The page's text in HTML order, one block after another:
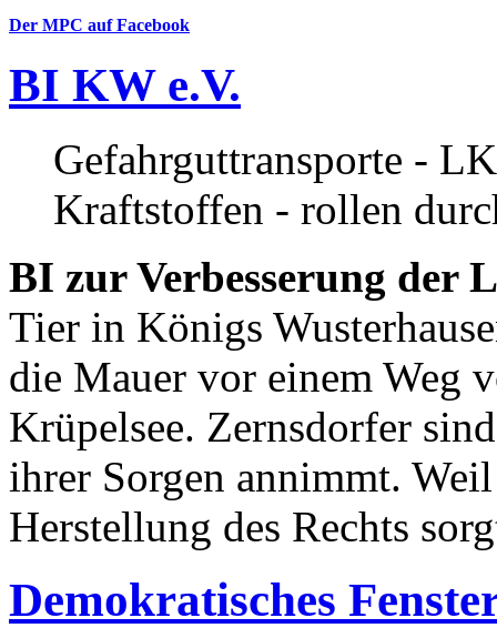
Der MPC auf Facebook
BI KW e.V.
Gefahrguttransporte -
Kraftstoffen - rollen
BI zur Verbesserung der
Tier in Königs
die Mauer vor einem Weg
Krüpelsee. Zernsdorfer
ihrer Sorgen annimmt.
Herstellung des Rechts
Demokratisches